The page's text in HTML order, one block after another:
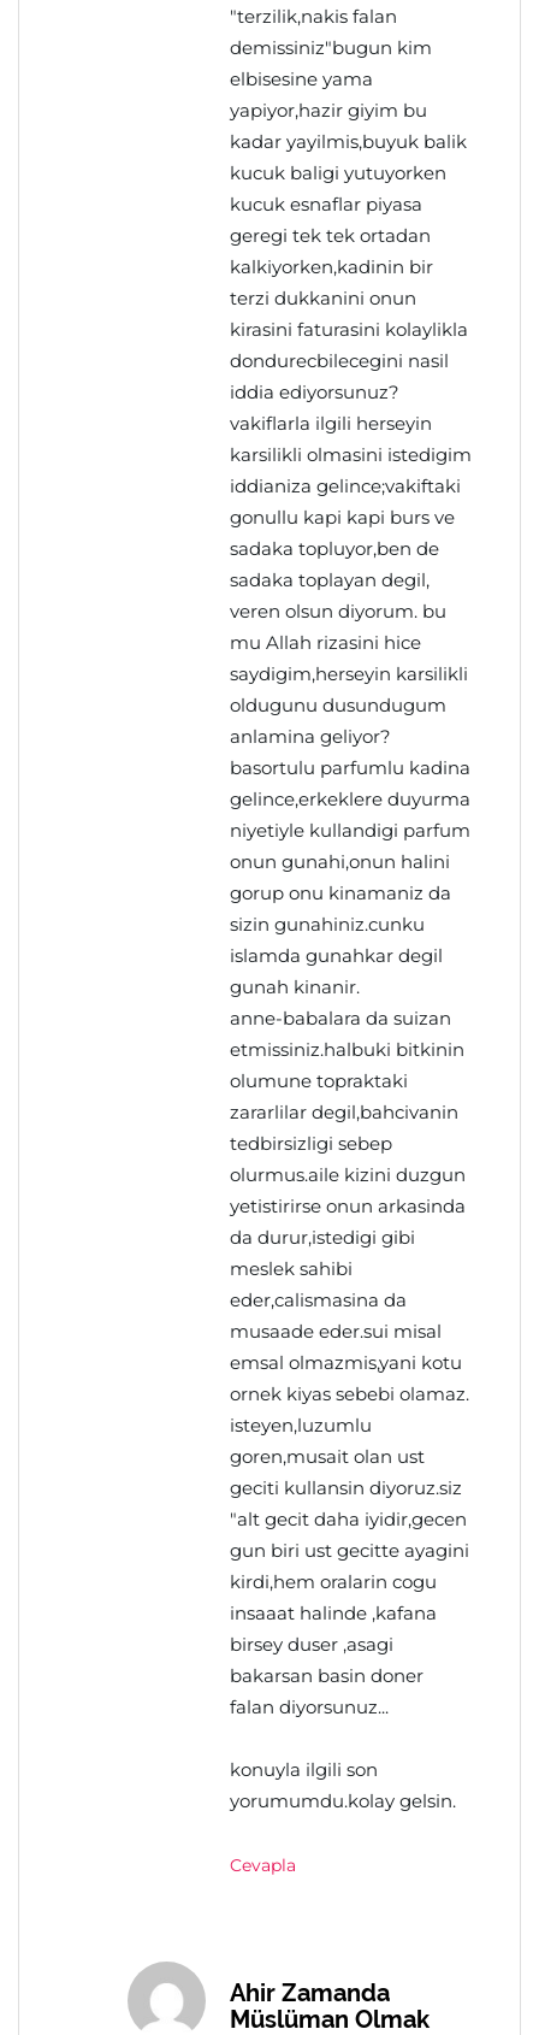
"terzilik,nakis falan
demissiniz"bugun kim
elbisesine yama
yapiyor,hazir giyim bu
kadar yayilmis,buyuk balik
kucuk baligi yutuyorken
kucuk esnaflar piyasa
geregi tek tek ortadan
kalkiyorken,kadinin bir
terzi dukkanini onun
kirasini faturasini kolaylikla
dondurecbilecegini nasil
iddia ediyorsunuz?
vakiflarla ilgili herseyin
karsilikli olmasini istedigim
iddianiza gelince;vakiftaki
gonullu kapi kapi burs ve
sadaka topluyor,ben de
sadaka toplayan degil,
veren olsun diyorum. bu
mu Allah rizasini hice
saydigim,herseyin karsilikli
oldugunu dusundugum
anlamina geliyor?
basortulu parfumlu kadina
gelince,erkeklere duyurma
niyetiyle kullandigi parfum
onun gunahi,onun halini
gorup onu kinamaniz da
sizin gunahiniz.cunku
islamda gunahkar degil
gunah kinanir.
anne-babalara da suizan
etmissiniz.halbuki bitkinin
olumune topraktaki
zararlilar degil,bahcivanin
tedbirsizligi sebep
olurmus.aile kizini duzgun
yetistirirse onun arkasinda
da durur,istedigi gibi
meslek sahibi
eder,calismasina da
musaade eder.sui misal
emsal olmazmis,yani kotu
ornek kiyas sebebi olamaz.
isteyen,luzumlu
goren,musait olan ust
geciti kullansin diyoruz.siz
"alt gecit daha iyidir,gecen
gun biri ust gecitte ayagini
kirdi,hem oralarin cogu
insaaat halinde ,kafana
birsey duser ,asagi
bakarsan basin doner
falan diyorsunuz...
konuyla ilgili son
yorumumdu.kolay gelsin.
Cevapla
Ahir Zamanda
Müslüman Olmak